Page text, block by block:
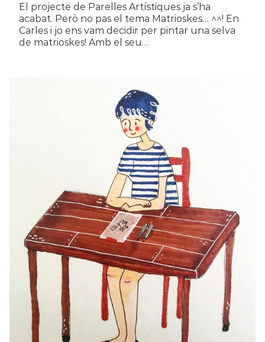
El projecte de Parelles Artístiques ja s’ha
acabat. Però no pas el tema Matrioskes… ^^! En
Carles i jo ens vam decidir per pintar una selva
de matrioskes! Amb el seu…